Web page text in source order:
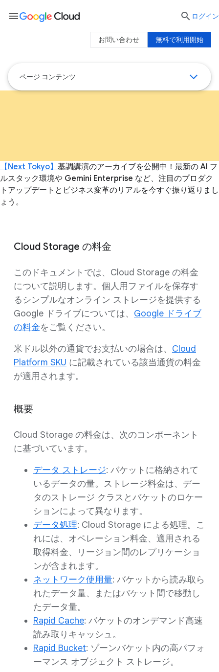
ページ コンテンツ
【Next Tokyo】 基調講演のアーカイブを公開中！最新の AI フ
ルスタック環境や Gemini Enterprise など、注目のプロダク
トアップデートとビジネス変革のリアルを今すぐ振り返りまし
ょう。
Cloud Storage の料金
このドキュメントでは、Cloud Storage の料金
について説明します。個人用ファイルを保存す
るシンプルなオンライン ストレージを提供する
Google ドライブについては、 Google ドライブ
の料金をご覧ください。
米ドル以外の通貨でお支払いの場合は、 Cloud
Platform SKU に記載されている該当通貨の料金
が適用されます。
概要
Cloud Storage の料金は、次のコンポーネント
に基づいています。
データ ストレージ: バケットに格納されて
いるデータの量。ストレージ料金は、デー
タのストレージ クラスとバケットのロケー
ションによって異なります。
データ処理: Cloud Storage による処理。こ
れには、オペレーション料金、適用される
取得料金、リージョン間のレプリケーショ
ンが含まれます。
ネットワーク使用量: バケットから読み取ら
れたデータ量、またはバケット間で移動し
たデータ量。
Rapid Cache: バケットのオンデマンド高速
読み取りキャッシュ。
Rapid Bucket: ゾーンバケット内の高パフォ
ーマンス オブジェクト ストレージ。
menu  ログイン
無料で利用開始
お問い合わせ